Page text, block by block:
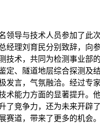
领导与技术人员参加了
理刘育民分别致辞，向
术，共同为检测事业部
、隧道地层综合探测及
言，气氛融洽。经过专
能力方面的显著提升。
竞争力，还为未来开辟
道，带来了更多的机会